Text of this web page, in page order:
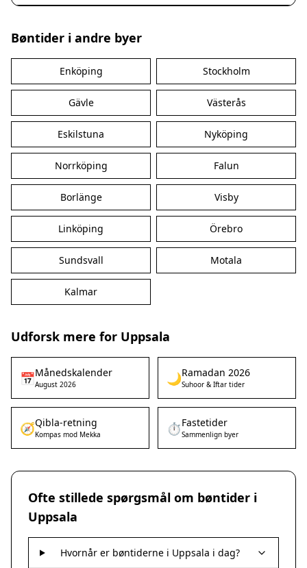
Bøntider i andre byer
Enköping Stockholm
Gävle Västerås
Eskilstuna Nyköping
Norrköping Falun
Borlänge Visby
Linköping Örebro
Sundsvall Motala
Kalmar
Udforsk mere for Uppsala
📅Månedskalender
August 2026 🌙Ramadan 2026
Suhoor & Iftar tider
🧭Qibla-retning
Kompas mod Mekka ⏱️Fastetider
Sammenlign byer
Ofte stillede spørgsmål om bøntider i
Uppsala
Hvornår er bøntiderne i Uppsala i dag?